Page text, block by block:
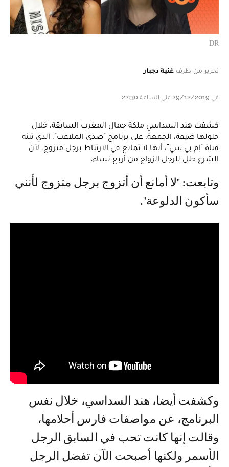
DR
تحرير من طرف غنية دجبار
في 29/12/2019 على الساعة 22:30
كشفت هند السداسي ملكة جمال المغرب السابقة، خلال
حلولها ضيفة، الجمعة، على برنامج "صدى الملاعب"، الذي تبثه
قناة "إم بي سي"، أنها لا تمانع في الارتباط برجل متزوج، لأن
الشرع حلل للرجل الزواج من أربع نساء.
وتابعت: "لا أمانع أن أتزوج برجل متزوج لأنني
سأكون الدلوعة".
وكشفت أيضا، هند السداسي، خلال نفس
البرنامج، عن مواصفات فارس أحلامها،
وقالت إنها كانت تحب في السابق الرجل
الأسمر ولكنها أصبحت الآن تفضل الرجل